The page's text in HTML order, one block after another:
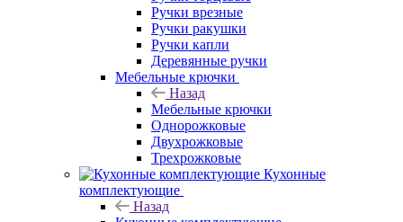
Ручки врезные
Ручки ракушки
Ручки капли
Деревянные ручки
Мебельные крючки
Назад
Мебельные крючки
Однорожковые
Двухрожковые
Трехрожковые
Кухонные
комплектующие
Назад